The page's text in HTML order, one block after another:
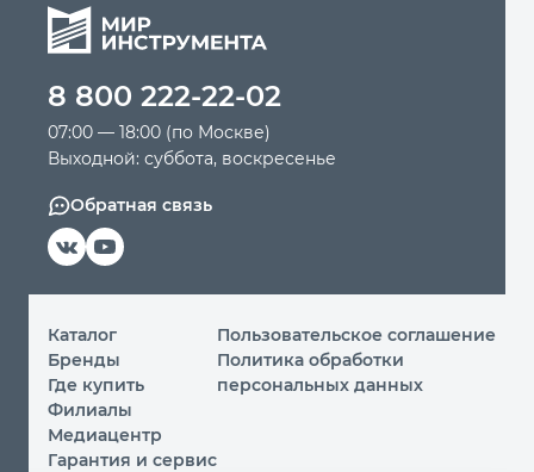
8 800 222-22-02
07:00 — 18:00 (по Москве)
Выходной: суббота, воскресенье
Обратная связь
Каталог
Бренды
Где купить
Филиалы
Медиацентр
Гарантия и сервис
Пользовательское соглашение
Политика обработки
персональных данных